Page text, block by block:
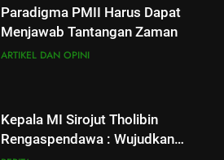
Paradigma PMII Harus Dapat
Menjawab Tantangan Zaman
ARTIKEL DAN OPINI
Kepala MI Sirojut Tholibin
Rengaspendawa : Wujudkan